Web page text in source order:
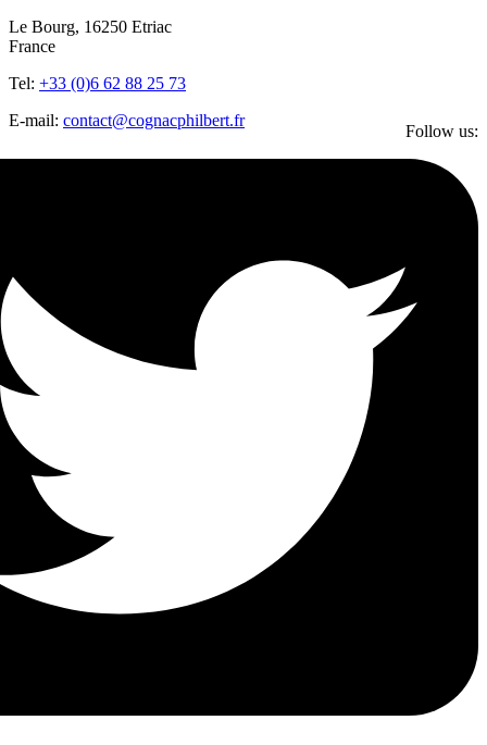
Le Bourg, 16250 Etriac
France
Tel: +33 (0)6 62 88 25 73
E-mail: contact@cognacphilbert.fr
Follow us: